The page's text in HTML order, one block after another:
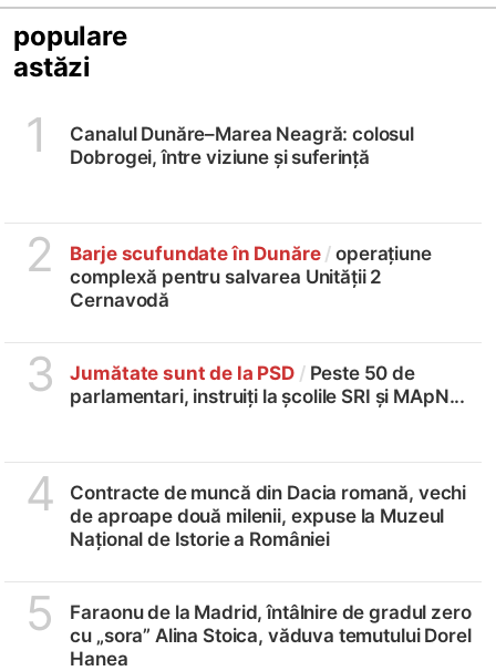
populare
astăzi
1
Canalul Dunăre–Marea Neagră: colosul
Dobrogei, între viziune și suferință
2 Barje scufundate în Dunăre / operațiune
complexă pentru salvarea Unității 2
Cernavodă
3 Jumătate sunt de la PSD / Peste 50 de
parlamentari, instruiți la școlile SRI și MApN...
4
Contracte de muncă din Dacia romană, vechi
de aproape două milenii, expuse la Muzeul
Național de Istorie a României
5
Faraonu de la Madrid, întâlnire de gradul zero
cu „sora” Alina Stoica, văduva temutului Dorel
Hanea